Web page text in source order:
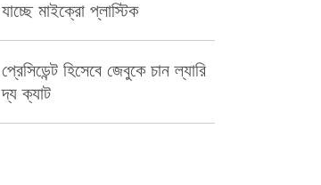
যাচ্ছে মাইক্রো প্লাস্টিক
প্রেসিডেন্ট হিসেবে জেবুকে চান ল্যারি
দ্য ক্যাট